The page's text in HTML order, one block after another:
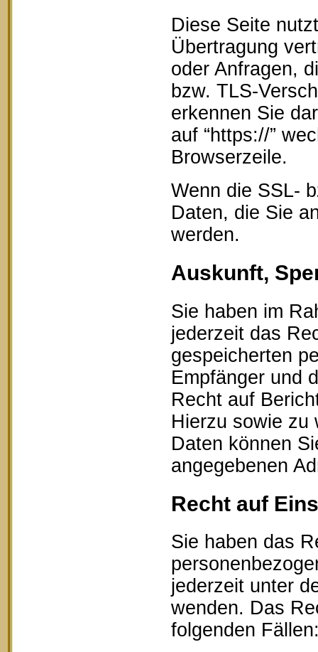
Diese Seite
Übertragung
oder Anfragen,
bzw. TLS-
erkennen Sie
auf “https://”
Browserzeile.
Wenn die SSL-
Daten, die Sie
werden.
Auskunft,
Sie haben im
jederzeit das
gespeicherten
Empfänger und
Recht auf
Hierzu sowie zu
Daten können
angegebenen
Recht auf
Sie haben das
jederzeit unter
wenden. Das
folgenden